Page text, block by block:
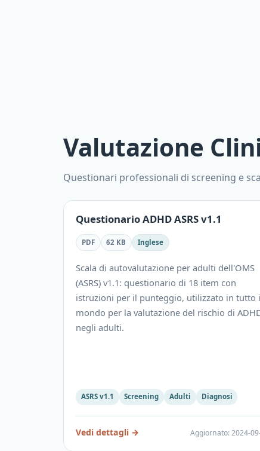
Valutazione
Questionari professionali di screening e
Questionario ADHD ASRS v1.1
PDF 62 KB Inglese
Scala di autovalutazione per adulti dell'OMS
(ASRS) v1.1: questionario di 18 item con
istruzioni per il punteggio, utilizzato in tutto
mondo per la valutazione del rischio di
negli adulti.
ASRS v1.1 Screening Adulti Diagnosi
Vedi dettagli → Aggiornato:2024-